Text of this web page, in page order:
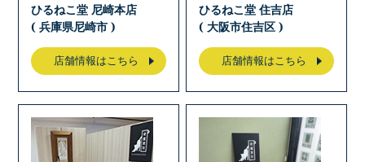
ひるねこ堂 尼崎本店
( 兵庫県尼崎市 )
店舗情報はこちら
ひるねこ堂 住吉店
( 大阪市住吉区 )
店舗情報はこちら